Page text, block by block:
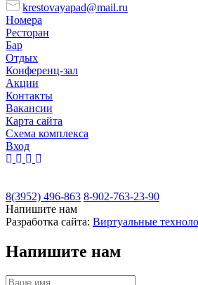
krestovayapad@mail.ru
Номера
Ресторан
Бар
Отдых
Конференц-зал
Акции
Контакты
Вакансии
Карта сайта
Cхема комплекса
Вход
8(3952) 496-863 8-902-763-23-90
Напишите нам
Разработка сайта: Виртуальные
Напишите нам